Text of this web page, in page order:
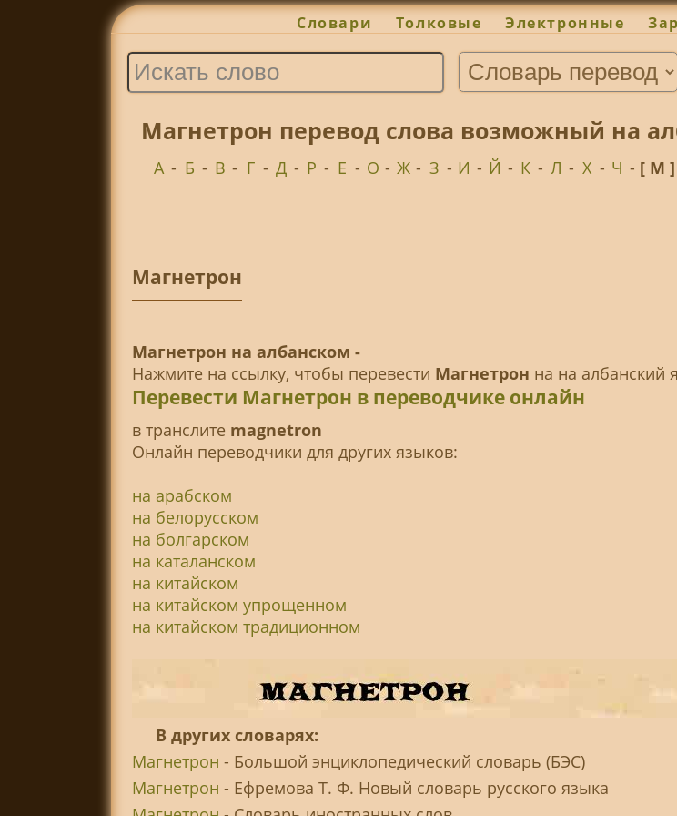
Словари Толковые Электронные
Магнетрон перевод слова возможный на
А - Б - В - Г - Д - Р - Е - О - Ж - З - И - Й - К - Л - Х - Ч - [ М
Магнетрон
Магнетрон на албанском -
Нажмите на ссылку, чтобы перевести Магнетрон на на албанский
Перевести Магнетрон в переводчике онлайн
в транслитe magnetron
Онлайн переводчики для других языков:
на арабском
на белорусском
на болгарском
на каталанском
на китайском
на китайском упрощенном
на китайском традиционном
В других словарях:
Магнетрон - Большой энциклопедический словарь (БЭС)
Магнетрон - Ефремова Т. Ф. Новый словарь русского языка